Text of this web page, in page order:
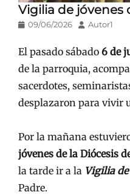
Vigilia de jóvenes
Publicado
09/06/2026 Autor
Autor1
El pasado sábado 6 de
de la parroquia,
sacerdotes,
desplazaron para vivir
Por la mañana
jóvenes de la Diócesis
la tarde ir a la Vigilia
Padre.